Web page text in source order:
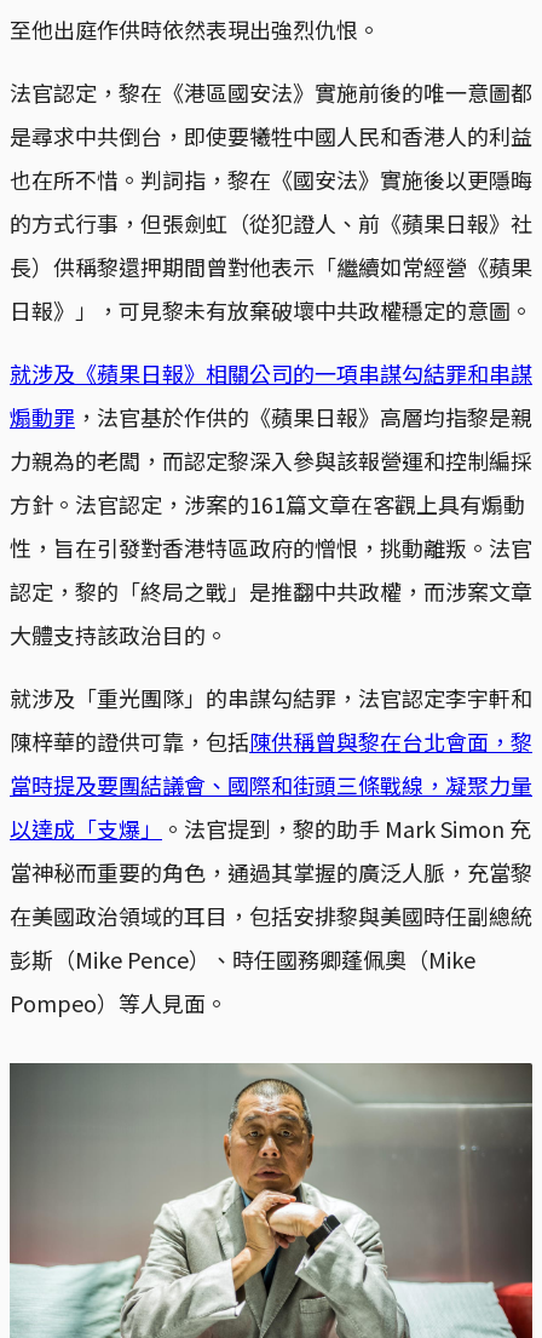
至他出庭作供時依然表現出強烈仇恨。
法官認定，黎在《港區國安法》實施前後的唯一意圖都
是尋求中共倒台，即使要犧牲中國人民和香港人的利益
也在所不惜。判詞指，黎在《國安法》實施後以更隱晦
的方式行事，但張劍虹（從犯證人、前《蘋果日報》社
長）供稱黎還押期間曾對他表示「繼續如常經營《蘋果
日報》」，可見黎未有放棄破壞中共政權穩定的意圖。
就涉及《蘋果日報》相關公司的一項串謀勾結罪和串謀
煽動罪 ，法官基於作供的《蘋果日報》高層均指黎是親
力親為的老闆，而認定黎深入參與該報營運和控制編採
方針。法官認定，涉案的161篇文章在客觀上具有煽動
性，旨在引發對香港特區政府的憎恨，挑動離叛。法官
認定，黎的「終局之戰」是推翻中共政權，而涉案文章
大體支持該政治目的。
就涉及「重光團隊」的串謀勾結罪，法官認定李宇軒和
陳梓華的證供可靠，包括陳供稱曾與黎在台北會面，黎
當時提及要團結議會、國際和街頭三條戰線，凝聚力量
以達成「支爆」
。法官提到，黎的助手 Mark Simon 充
當神秘而重要的角色，通過其掌握的廣泛人脈，充當黎
在美國政治領域的耳目，包括安排黎與美國時任副總統
彭斯（Mike Pence）、時任國務卿蓬佩奧（Mike
Pompeo）等人見面。